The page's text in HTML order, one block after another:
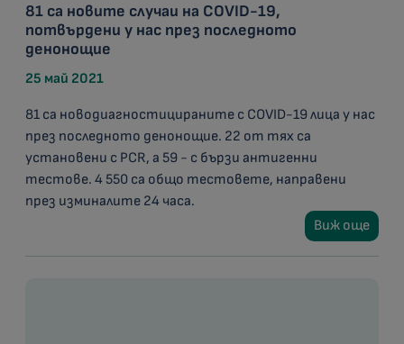
81 са новите случаи на COVID-19,
потвърдени у нас през последното
денонощие
25 май 2021
81 са новодиагностицираните с COVID-19 лица у нас
през последното денонощие. 22 от тях са
установени с PCR, а 59 - с бързи антигенни
тестове. 4 550 са общо тестовете, направени
през изминалите 24 часа.
Виж още